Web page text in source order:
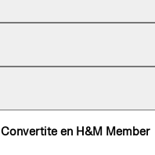
Convertite en H&M Member